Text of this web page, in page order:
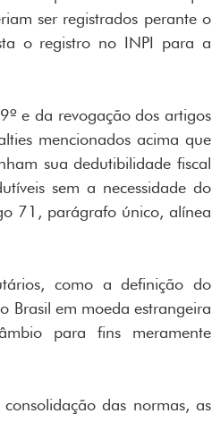
ser registrados perante o
o registro no INPI para a
e da revogação dos artigos
mencionados acima que
sua dedutibilidade fiscal
sem a necessidade do
71, parágrafo único, alínea
como a definição do
Brasil em moeda estrangeira
para fins meramente
das normas, as